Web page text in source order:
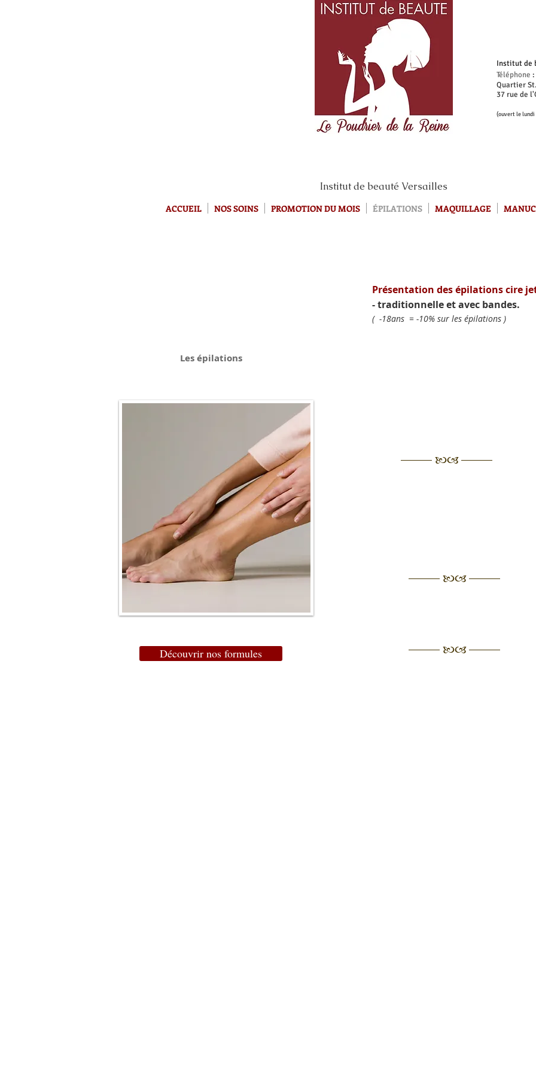
Institut de
Téléphone :
Quartier
37 rue de
(ouvert le lundi
Institut de beauté Versailles
ACCUEIL NOS SOINS PROMOTION DU MOIS ÉPILATIONS MAQUILLAGE
Les épilations
Découvrir nos formules
Présentation des épilations cire
- traditionnelle et avec bandes.
( -18ans = -10% sur les épilations )